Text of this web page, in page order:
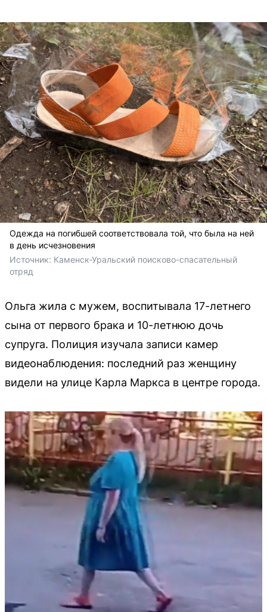
Одежда на погибшей соответствовала той, что была на ней
в день исчезновения
Источник: Каменск-Уральский поисково-спасательный
отряд
Ольга жила с мужем, воспитывала 17-летнего
сына от первого брака и 10-летнюю дочь
супруга. Полиция изучала записи камер
видеонаблюдения: последний раз женщину
видели на улице Карла Маркса в центре города.